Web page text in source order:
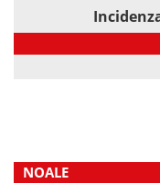
NOALE